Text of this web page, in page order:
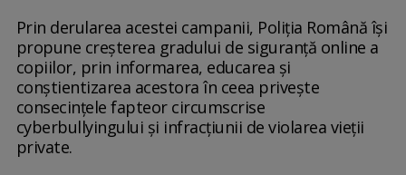
Prin derularea acestei campanii, Poliţia Română îşi
propune creşterea gradului de siguranţă online a
copiilor, prin informarea, educarea şi
conştientizarea acestora în ceea priveşte
consecinţele fapteor circumscrise
cyberbullyingului şi infracţiunii de violarea vieţii
private.